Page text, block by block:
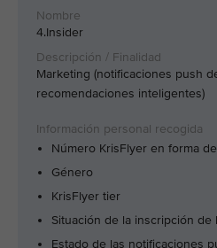
4.Insider
Marketing (notificaciones push
recomendaciones inteligentes)
Número KrisFlyer en forma
Género
KrisFlyer tier
Situación de la inscripción de
Estado de las notificaciones